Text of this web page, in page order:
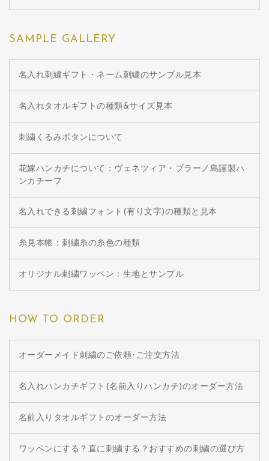
SAMPLE GALLERY
名入れ刺繍ギフト・ネーム刺繍のサンプル見本
名入れタオルギフトの種類&サイズ見本
刺繍くるみボタンについて
花嫁ハンカチについて：ヴェネツィア・ブラーノ島謹製ハ
ンカチーフ
名入れできる刺繍フォント(有り文字)の種類と見本
糸見本帳：刺繍糸の糸色の種類
オリジナル刺繍ワッペン：生地とサンプル
HOW TO ORDER
オーダーメイド刺繍のご依頼･ご注文方法
名入れハンカチギフト(名前入りハンカチ)のオーダー方法
名前入りタオルギフトのオーダー方法
ワッペンにする？直に刺繍する？おすすめの刺繍の選び方